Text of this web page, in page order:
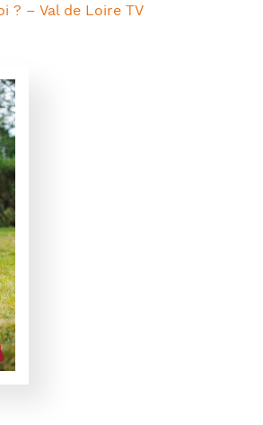
? – Val de Loire TV